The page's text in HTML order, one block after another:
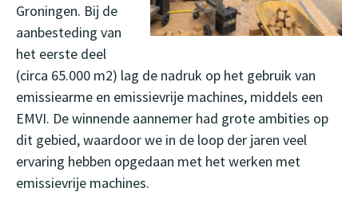
Groningen. Bij de
aanbesteding van
het eerste deel
(circa 65.000 m2) lag de nadruk op het gebruik van
emissiearme en emissievrije machines, middels een
EMVI. De winnende aannemer had grote ambities op
dit gebied, waardoor we in de loop der jaren veel
ervaring hebben opgedaan met het werken met
emissievrije machines.